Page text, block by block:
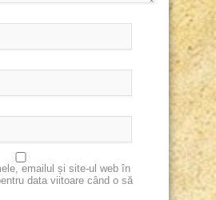
emailul și site-ul web în
data viitoare când o să